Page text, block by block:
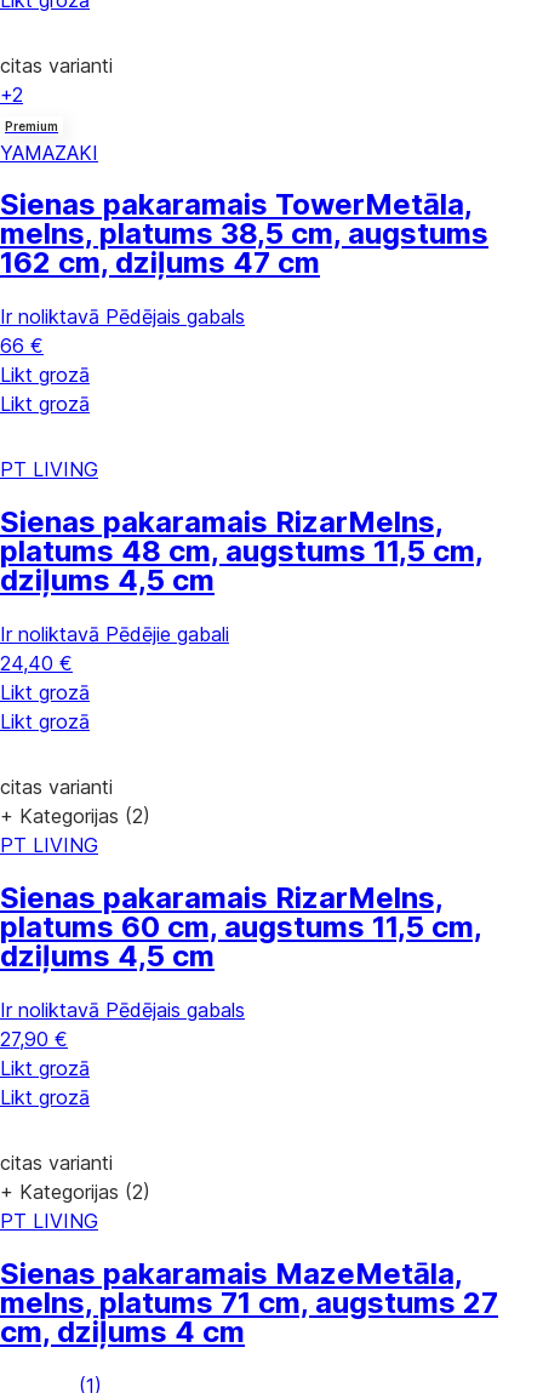
citas varianti
+2
Premium
YAMAZAKI
Sienas pakaramais TowerMetāla,
melns, platums 38,5 cm, augstums
162 cm, dziļums 47 cm
Ir noliktavā Pēdējais gabals
66 €
Likt grozā
Likt grozā
PT LIVING
Sienas pakaramais RizarMelns,
platums 48 cm, augstums 11,5 cm,
dziļums 4,5 cm
Ir noliktavā Pēdējie gabali
24,40 €
Likt grozā
Likt grozā
citas varianti
+ Kategorijas (2)
PT LIVING
Sienas pakaramais RizarMelns,
platums 60 cm, augstums 11,5 cm,
dziļums 4,5 cm
Ir noliktavā Pēdējais gabals
27,90 €
Likt grozā
Likt grozā
citas varianti
+ Kategorijas (2)
PT LIVING
Sienas pakaramais MazeMetāla,
melns, platums 71 cm, augstums 27
cm, dziļums 4 cm
(1)